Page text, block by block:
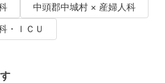
中頭郡中城村 × 産婦人科
・ＩＣＵ